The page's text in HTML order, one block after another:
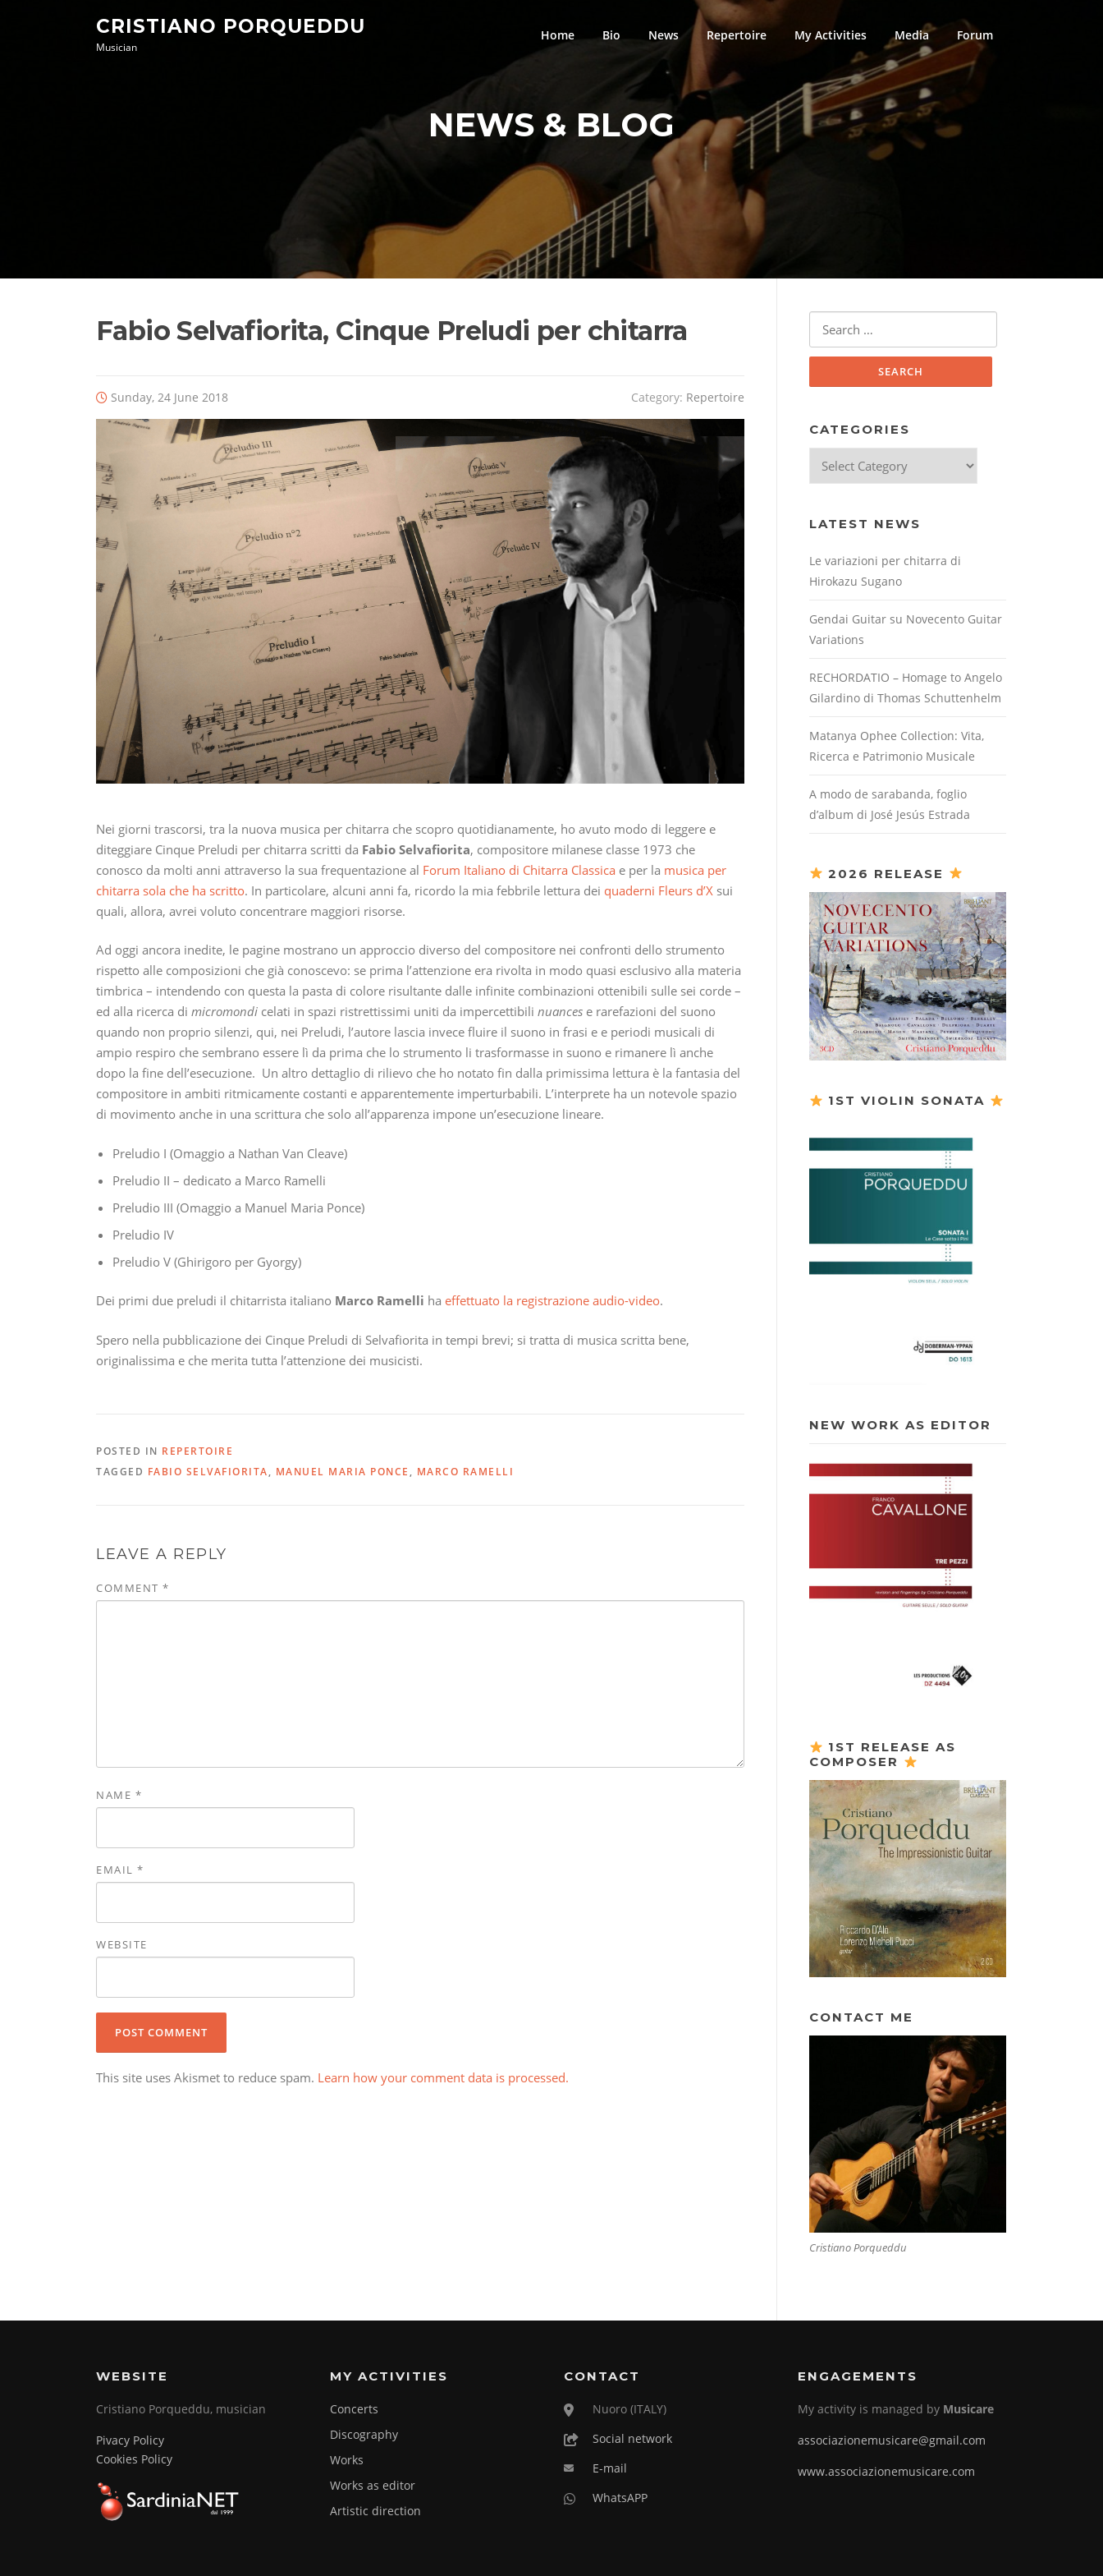
CRISTIANO PORQUEDDU
Musician
Home Bio News Repertoire My Activities Media Forum
NEWS & BLOG
Fabio Selvafiorita, Cinque Preludi per chitarra
Sunday, 24 June 2018 Category: Repertoire
Nei giorni trascorsi, tra la nuova musica per chitarra che scopro quotidianamente, ho avuto modo di leggere e
diteggiare Cinque Preludi per chitarra scritti da Fabio Selvafiorita, compositore milanese classe 1973 che
conosco da molti anni attraverso la sua frequentazione al Forum Italiano di Chitarra Classica e per la musica per
chitarra sola che ha scritto. In particolare, alcuni anni fa, ricordo la mia febbrile lettura dei quaderni Fleurs d’X sui
quali, allora, avrei voluto concentrare maggiori risorse.
Ad oggi ancora inedite, le pagine mostrano un approccio diverso del compositore nei confronti dello strumento
rispetto alle composizioni che già conoscevo: se prima l’attenzione era rivolta in modo quasi esclusivo alla materia
timbrica – intendendo con questa la pasta di colore risultante dalle infinite combinazioni ottenibili sulle sei corde –
ed alla ricerca di micromondi celati in spazi ristrettissimi uniti da impercettibili nuances e rarefazioni del suono
quando non proprio silenzi, qui, nei Preludi, l’autore lascia invece fluire il suono in frasi e e periodi musicali di
ampio respiro che sembrano essere lì da prima che lo strumento li trasformasse in suono e rimanere lì anche
dopo la fine dell’esecuzione. Un altro dettaglio di rilievo che ho notato fin dalla primissima lettura è la fantasia del
compositore in ambiti ritmicamente costanti e apparentemente imperturbabili. L’interprete ha un notevole spazio
di movimento anche in una scrittura che solo all’apparenza impone un’esecuzione lineare.
Preludio I (Omaggio a Nathan Van Cleave)
Preludio II – dedicato a Marco Ramelli
Preludio III (Omaggio a Manuel Maria Ponce)
Preludio IV
Preludio V (Ghirigoro per Gyorgy)
Dei primi due preludi il chitarrista italiano Marco Ramelli ha effettuato la registrazione audio-video.
Spero nella pubblicazione dei Cinque Preludi di Selvafiorita in tempi brevi; si tratta di musica scritta bene,
originalissima e che merita tutta l’attenzione dei musicisti.
POSTED IN REPERTOIRE
TAGGED FABIO SELVAFIORITA, MANUEL MARIA PONCE , MARCO RAMELLI
LEAVE A REPLY
COMMENT *
NAME *
EMAIL *
WEBSITE
This site uses Akismet to reduce spam. Learn how your comment data is processed.
CATEGORIES
LATEST NEWS
Le variazioni per chitarra di
Hirokazu Sugano
Gendai Guitar su Novecento Guitar
Variations
RECHORDATIO – Homage to Angelo
Gilardino di Thomas Schuttenhelm
Matanya Ophee Collection: Vita,
Ricerca e Patrimonio Musicale
A modo de sarabanda, foglio
d’album di José Jesús Estrada
2026 RELEASE
1ST VIOLIN SONATA
NEW WORK AS EDITOR
1ST RELEASE AS
COMPOSER
CONTACT ME
Cristiano Porqueddu
WEBSITE
Cristiano Porqueddu, musician
Pivacy Policy
Cookies Policy
MY ACTIVITIES
Concerts
Discography
Works
Works as editor
Artistic direction
CONTACT
Nuoro (ITALY)
Social network
E-mail
WhatsAPP
ENGAGEMENTS
My activity is managed by Musicare
associazionemusicare@gmail.com
www.associazionemusicare.com